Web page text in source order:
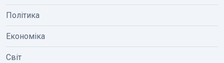
Політика
Економіка
Світ